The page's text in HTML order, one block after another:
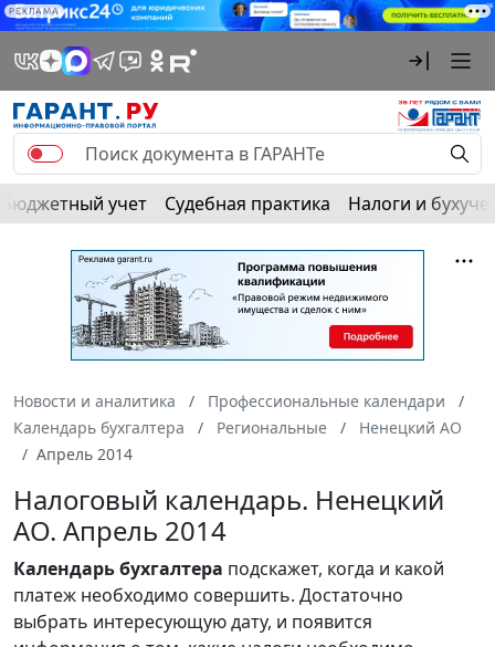
РЕКЛАМА
Бюджетный учет Судебная практика Налоги и
Новости и аналитика
Профессиональные календари
Календарь бухгалтера
Региональные
Ненецкий АО
Апрель 2014
Налоговый календарь. Ненецкий
АО. Апрель 2014
Календарьбухгалтера подскажет, когда и какой
платеж необходимо совершить. Достаточно
выбрать интересующую дату, и появится